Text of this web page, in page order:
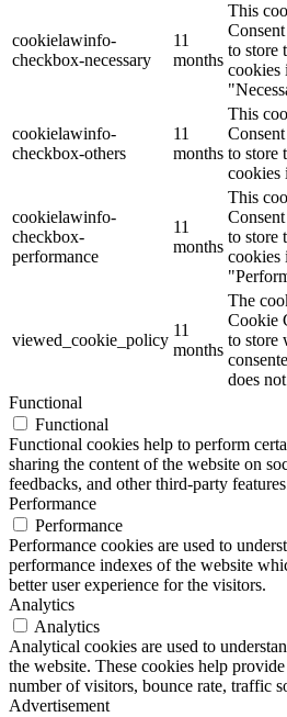
cookielawinfo-
checkbox-necessary
11
months
This
to store
cookies
cookielawinfo-
checkbox-others
11
months
This
to store
cookies
cookielawinfo-
checkbox-
performance
11
months
This
to store
cookies
viewed_cookie_policy
11
months
The
Cookie
to store
does
Functional
Functional
Functional cookies help to perform
sharing the content of the website on
feedbacks, and other third-party
Performance
Performance
Performance cookies are used to
performance indexes of the website
better user experience for the visitors.
Analytics
Analytics
Analytical cookies are used to
the website. These cookies help
number of visitors, bounce rate, traffic
Advertisement